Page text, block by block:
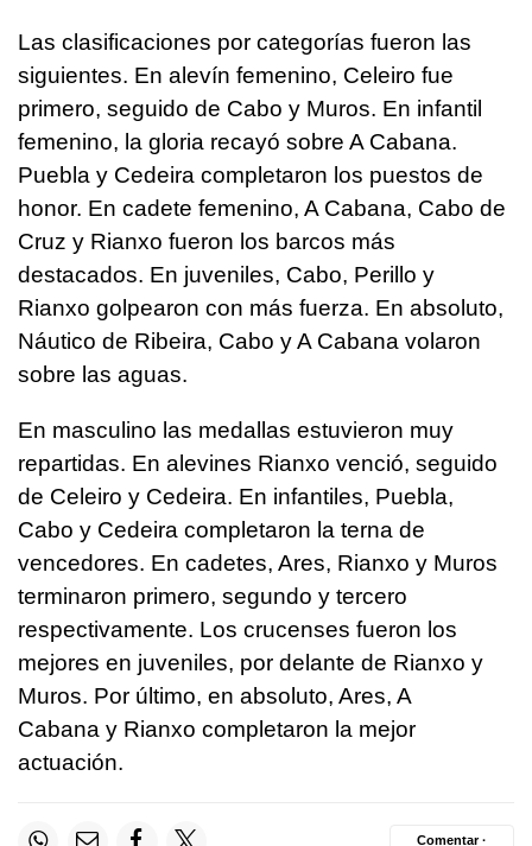
Las clasificaciones por categorías fueron las
siguientes. En alevín femenino, Celeiro fue
primero, seguido de Cabo y Muros. En infantil
femenino, la gloria recayó sobre A Cabana.
Puebla y Cedeira completaron los puestos de
honor. En cadete femenino, A Cabana, Cabo de
Cruz y Rianxo fueron los barcos más
destacados. En juveniles, Cabo, Perillo y
Rianxo golpearon con más fuerza. En absoluto,
Náutico de Ribeira, Cabo y A Cabana volaron
sobre las aguas.
En masculino las medallas estuvieron muy
repartidas. En alevines Rianxo venció, seguido
de Celeiro y Cedeira. En infantiles, Puebla,
Cabo y Cedeira completaron la terna de
vencedores. En cadetes, Ares, Rianxo y Muros
terminaron primero, segundo y tercero
respectivamente. Los crucenses fueron los
mejores en juveniles, por delante de Rianxo y
Muros. Por último, en absoluto, Ares, A
Cabana y Rianxo completaron la mejor
actuación.
Comentar ·